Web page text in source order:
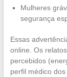
Mulheres
segurança
Essas
online. Os
percebidos
perfil médico